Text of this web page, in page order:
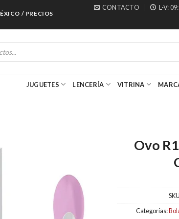
/ PRECIOS ESPECIALES PARA MAYORISTAS
CONTACTO L-V:
JUGUETES LENCERÍA VITRINA
Ovo
Categorías: